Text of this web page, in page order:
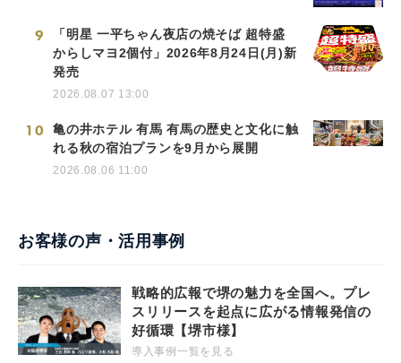
9
「明星 一平ちゃん夜店の焼そば 超特盛
からしマヨ2個付」2026年8月24日(月)新
発売
2026.08.07 13:00
10
亀の井ホテル 有馬 有馬の歴史と文化に触
れる秋の宿泊プランを9月から展開
2026.08.06 11:00
お客様の声・活用事例
戦略的広報で堺の魅力を全国へ。プレ
スリリースを起点に広がる情報発信の
好循環【堺市様】
導入事例一覧を見る